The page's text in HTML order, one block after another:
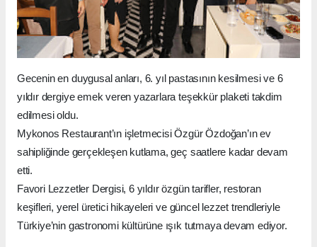
Gecenin en duygusal anları, 6. yıl pastasının kesilmesi ve 6
yıldır dergiye emek veren yazarlara teşekkür plaketi takdim
edilmesi oldu.
Mykonos Restaurant’ın işletmecisi Özgür Özdoğan’ın ev
sahipliğinde gerçekleşen kutlama, geç saatlere kadar devam
etti.
Favori Lezzetler Dergisi, 6 yıldır özgün tarifler, restoran
keşifleri, yerel üretici hikayeleri ve güncel lezzet trendleriyle
Türkiye’nin gastronomi kültürüne ışık tutmaya devam ediyor.